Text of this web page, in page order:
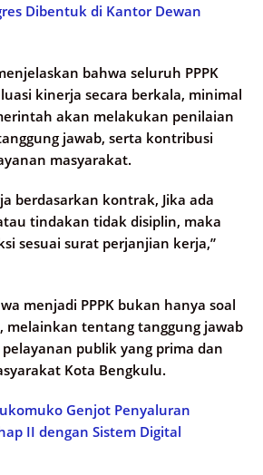
Dibentuk di Kantor Dewan
bahwa seluruh PPPK
kinerja secara berkala, minimal
akan melakukan penilaian
jawab, serta kontribusi
masyarakat.
berdasarkan kontrak, Jika ada
tindakan tidak disiplin, maka
sesuai surat perjanjian kerja,”
menjadi PPPK bukan hanya soal
melainkan tentang tanggung jawab
publik yang prima dan
Kota Bengkulu.
Genjot Penyaluran
II dengan Sistem Digital